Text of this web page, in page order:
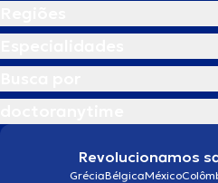
Revolucionamos
GréciaBélgicaMéxico